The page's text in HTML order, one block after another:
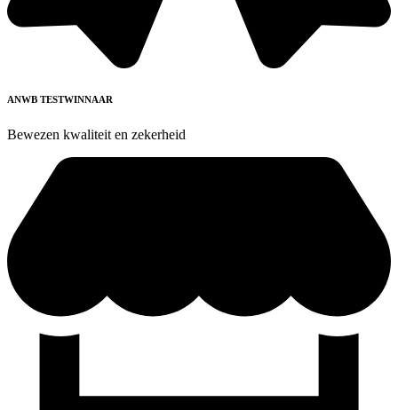
ANWB TESTWINNAAR
Bewezen kwaliteit en zekerheid